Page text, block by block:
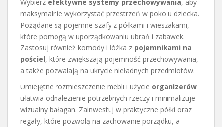
Wybierz efektywne systemy przechowywania, aby
maksymalnie wykorzystać przestrzeń w pokoju dziecka.
Pożądane są pojemne szafy z półkami i wieszakami,
które pomogą w uporządkowaniu ubrań i zabawek.
Zastosuj również komody i łóżka z pojemnikami na
pościel, które zwiększają pojemność przechowywania,
a także pozwalają na ukrycie nieładnych przedmiotów.
Umiejętne rozmieszczenie mebli i użycie organizerów
ułatwia odnalezienie potrzebnych rzeczy i minimalizuje
wizualny bałagan. Zainwestuj w praktyczne półki oraz
regały, które pozwolą na zachowanie porządku, a